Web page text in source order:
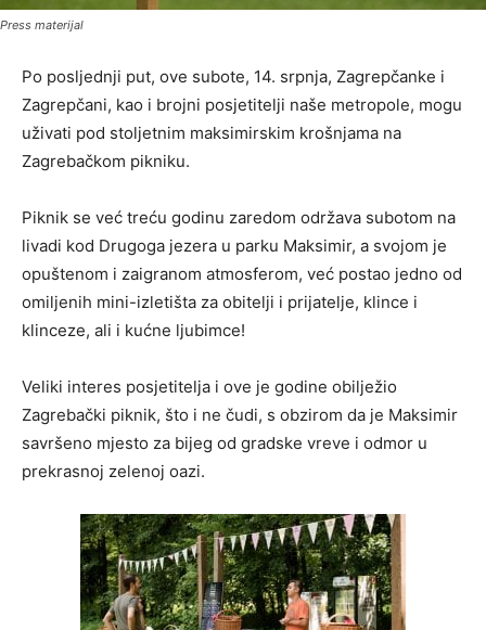
Press materijal
Po posljednji put, ove subote, 14. srpnja, Zagrepčanke i
Zagrepčani, kao i brojni posjetitelji naše metropole, mogu
uživati pod stoljetnim maksimirskim krošnjama na
Zagrebačkom pikniku.
Piknik se već treću godinu zaredom održava subotom na
livadi kod Drugoga jezera u parku Maksimir, a svojom je
opuštenom i zaigranom atmosferom, već postao jedno od
omiljenih mini-izletišta za obitelji i prijatelje, klince i
klinceze, ali i kućne ljubimce!
Veliki interes posjetitelja i ove je godine obilježio
Zagrebački piknik, što i ne čudi, s obzirom da je Maksimir
savršeno mjesto za bijeg od gradske vreve i odmor u
prekrasnoj zelenoj oazi.